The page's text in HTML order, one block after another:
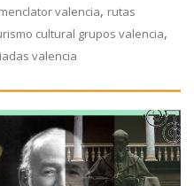
valencia, rutas
cultural grupos valencia,
valencia